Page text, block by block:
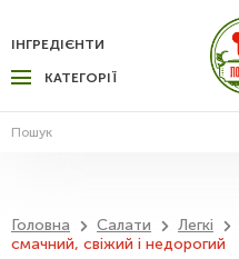
КАТЕГОРІЇ
ІНГРЕДІЄНТИ
Головна Салати Легкі
смачний, свіжий і недорогий